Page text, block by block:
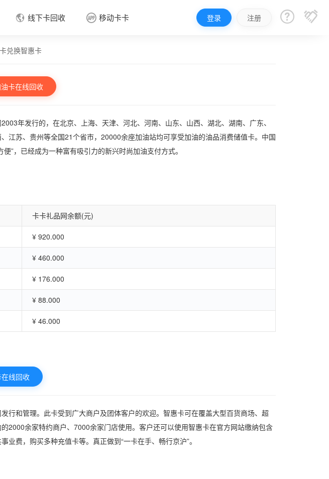
 线下卡回收  移动卡卡 登录 注册  
兑换智惠卡
卡在线回收
年发行的，在北京、上海、天津、河北、河南、山东、山西、湖北、湖南、广东、
江苏、贵州等全国21个省市，20000余座加油站均可享受加油的油品消费储值卡。中国
”，已经成为一种富有吸引力的新兴时尚加油支付方式。
卡卡礼品网余额(元)
¥ 920.000
¥ 460.000
¥ 176.000
¥ 88.000
¥ 46.000
线回收
行和管理。此卡受到广大商户及团体客户的欢迎。智惠卡可在覆盖大型百货商场、超
2000余家特约商户、7000余家门店使用。客户还可以使用智惠卡在官方网站缴纳包含
业费，购买多种充值卡等。真正做到“一卡在手、畅行京沪”。